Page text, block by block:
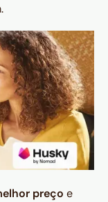
preço e